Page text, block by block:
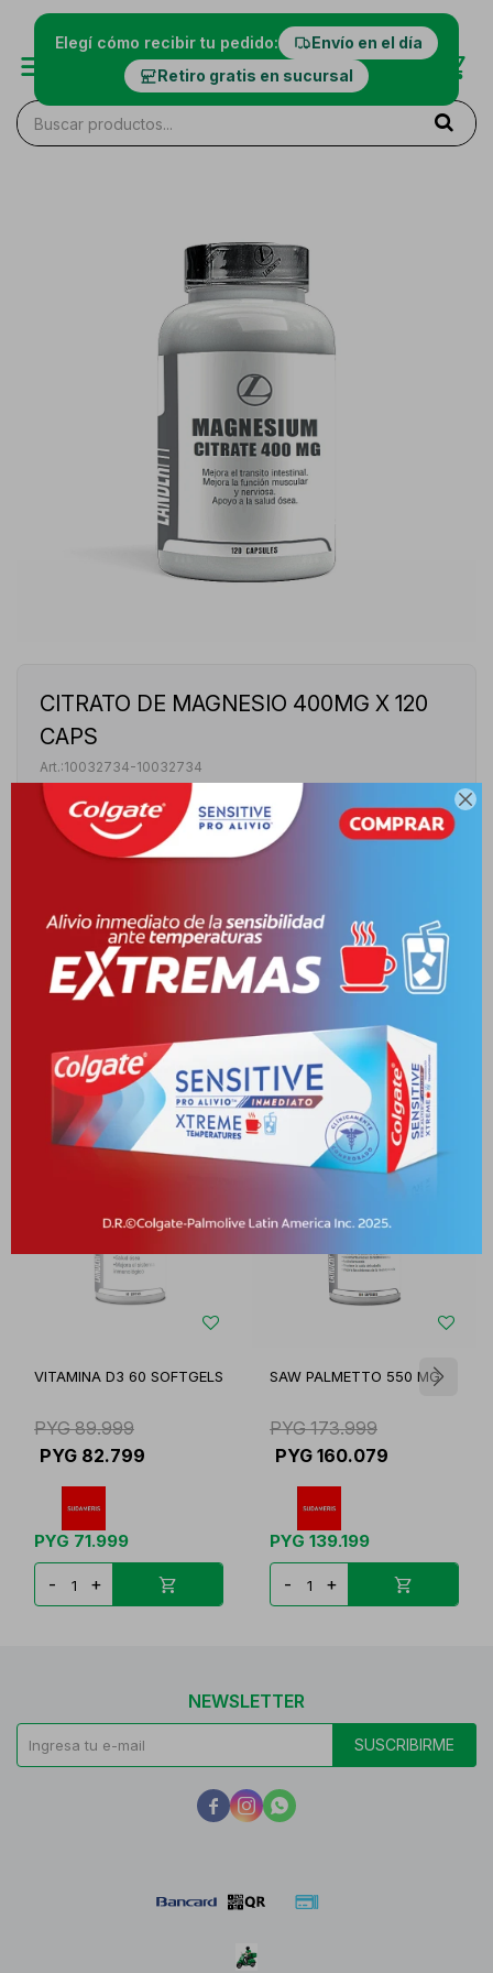

Elegí cómo recibir tu pedido:
Envío en el día
Retiro gratis en sucursal
CITRATO DE MAGNESIO 400MG X 120
CAPS
10032734-10032734
CITRATO DE MAGNESIO 400MG LANDERFIT - FRASCO DE
120 CAPSULAS
Productos que te pueden interesar
VITAMINA D3 60 SOFTGELS
PYG 89.999
PYG 82.799
PYG 71.999
- +
SAW PALMETTO 550 MG
PYG 173.999
PYG 160.079
PYG 139.199
- +
NEWSLETTER
SUSCRIBIRME
  